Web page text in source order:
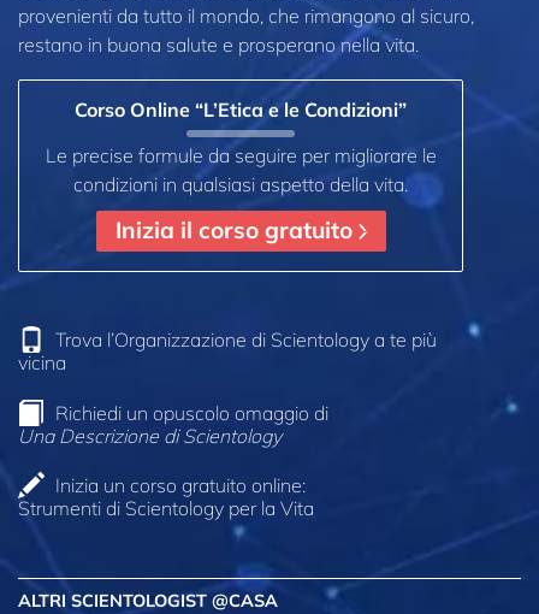
provenienti da tutto il mondo, che rimangono al sicuro,
restano in buona salute e prosperano nella vita.
Corso Online “L’Etica e le Condizioni”
Le precise formule da seguire per migliorare le
condizioni in qualsiasi aspetto della vita.
Inizia il corso gratuito
Trova l’Organizzazione di Scientology a te più
vicina
Richiedi un opuscolo omaggio di
Una Descrizione di Scientology
Inizia un corso gratuito online:
Strumenti di Scientology per la Vita
ALTRI SCIENTOLOGIST @CASA